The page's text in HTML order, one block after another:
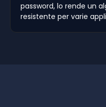
password, lo rende un
resistente per varie